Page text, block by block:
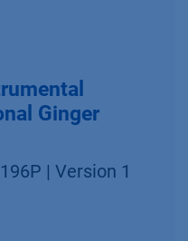
Ginger
| Version 1